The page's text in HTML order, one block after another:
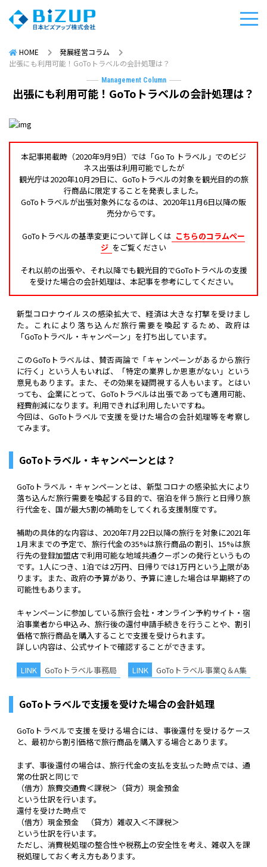
HOME
発展経営コラム
出張にも利用可能！GoToトラベルの会計処理は？
Management Column
出張にも利用可能！GoToトラベルの会計処理は？
本記事掲載時（2020年9月9日）では「Go To トラベル」でのビジ
ネス出張は利用可能でしたが
観光庁は2020年10月29日に、GoToトラベルの対象を観光目的の旅
行商品に限定することを発表しました。
GoToトラベルが出張対象外になるのは、2020年11月6日以降の販
売分からです。
GoToトラベルの基準変更について詳しくは こちらのコラムペー
ジ をご覧ください
それ以前の出張や、それ以降でも観光目的でGoToトラベルの支援
を受けた場合の会計処理は、本記事を参考にしてください。
新型コロナウイルスの感染拡大で、経済は大きな打撃を受けまし
た。これにより落ち込んだ旅行需要を喚起するため、政府は
「GoToトラベル・キャンペーン」を打ち出しています。
このGoToトラベルは、賛否両論で「キャンペーンがあるから旅行
に行く」という人もいれば、「特定の業界しか恩恵がない」という
意見もあります。また、その効果を疑問視する人もいます。とはい
っても、企業にとって、GoToトラベルは出張であっても適用可能、
経費削減になります。利用できれば利用したいですね。
今回は、GoToトラベルで支援を受けた場合の会計処理等を考察し
てみます。
GoToトラベル・キャンペーンとは？
GoToトラベル・キャンペーンとは、新型コロナの感染拡大により
落ち込んだ旅行需要を喚起する目的で、宿泊を伴う旅行と日帰り旅
行代金を、国が最大5割の補助をしてくれる支援制度です。
補助の具体的な内容は、2020年7月22日以降の旅行を対象に2021年
1月末までの予定で、旅行代金の35%は旅行商品の割引、15%は旅
行先の登録加盟店で利用可能な地域共通クーポンの発行というもの
です。1人につき、1泊では2万円、日帰りでは1万円という上限があ
ります。また、政府の予算があり、予算に達した場合は早期終了の
可能性もあります。
キャンペーンに参加している旅行会社・オンライン予約サイト・宿
泊事業者から申込み、旅行後の還付申請手続きを行うことや、割引
価格で旅行商品を購入することで支援を受けられます。
詳しい内容は、公式サイトで確認することができます。
GoToトラベル事務局 GoToトラベル事業Q＆A集
GoToトラベルで支援を受けた場合の会計処理
GoToトラベルで支援を受ける場合には、事後還付を受けるケース
と、最初から割引価格で旅行商品を購入する場合とあります。
まず、事後還付の場合は、旅行代金の支払を支払った時点では、通
常の仕訳と同じで
（借方）旅費交通費＜課税＞（貸方）現金預金
という仕訳を行います。
還付を受けた時点で
（借方）現金預金 （貸方）雑収入＜不課税＞
という仕訳を行います。
ただし、消費税処理の整合性や税務上の安全性を考え、雑収入を課
税処理しておく考え方もあります。